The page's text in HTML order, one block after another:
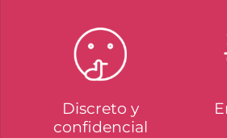
Discreto y
confidencial